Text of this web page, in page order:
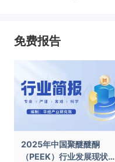
免费报告
2025年中国聚醚醚酮
（PEEK）行业发展现状及